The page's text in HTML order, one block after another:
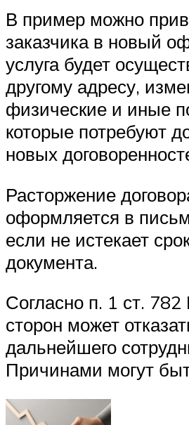
В пример можно
заказчика в новый
услуга будет
другому адресу,
физические и иные
которые потребуют
новых
Расторжение
оформляется в
если не истекает
документа.
Согласно п. 1 ст.
сторон может
дальнейшего
Причинами могут